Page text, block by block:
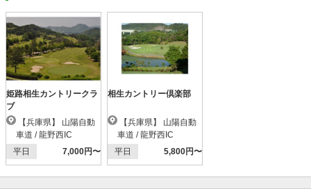
姫路相生カントリークラ
ブ
車道 / 龍野西IC
平日
7,000円〜
相生カントリー倶楽部
車道 / 龍野西IC
平日
5,800円〜